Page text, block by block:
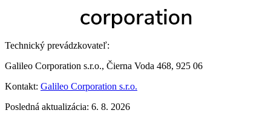
Technický prevádzkovateľ:
Galileo Corporation s.r.o., Čierna Voda 468, 925 06
Kontakt: Galileo Corporation s.r.o.
Posledná aktualizácia: 6. 8. 2026